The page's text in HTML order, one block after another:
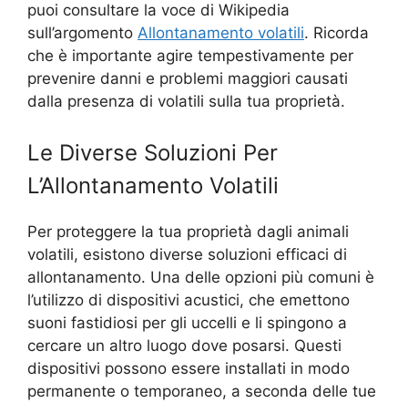
puoi consultare la voce di Wikipedia
sull’argomento Allontanamento volatili. Ricorda
che è importante agire tempestivamente per
prevenire danni e problemi maggiori causati
dalla presenza di volatili sulla tua proprietà.
Le Diverse Soluzioni Per
L’Allontanamento Volatili
Per proteggere la tua proprietà dagli animali
volatili, esistono diverse soluzioni efficaci di
allontanamento. Una delle opzioni più comuni è
l’utilizzo di dispositivi acustici, che emettono
suoni fastidiosi per gli uccelli e li spingono a
cercare un altro luogo dove posarsi. Questi
dispositivi possono essere installati in modo
permanente o temporaneo, a seconda delle tue